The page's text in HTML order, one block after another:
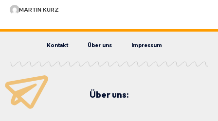
MARTIN KURZ
Kontakt Über uns Impressum
Über uns: